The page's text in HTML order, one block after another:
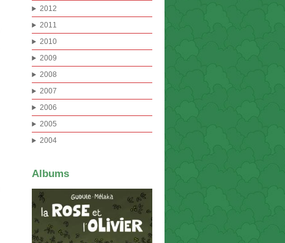
2012
2011
2010
2009
2008
2007
2006
2005
2004
Albums